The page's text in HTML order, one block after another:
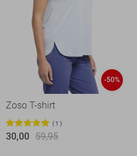
-50%
Zoso T-shirt
1
30,00 59,95